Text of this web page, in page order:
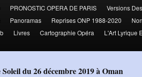
PRONOSTIC OPERA DE PARIS Versions
Panoramas Reprises ONP 1988-2020
Livres Cartographie Opéra L'Art Lyrique
Soleil du 26 décembre 2019 à Oman